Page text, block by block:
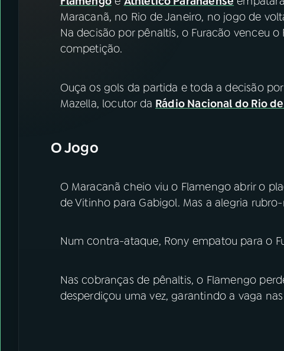
Maracanã, no Rio de Janeiro, no jogo de
Na decisão por pênaltis, o Furacão venceu
competição.
Ouça os gols da partida e toda a decisão
Mazella, locutor da Rádio Nacional do Rio
O Jogo
O Maracanã cheio viu o Flamengo abrir o
de Vitinho para Gabigol. Mas a alegria
Num contra-ataque, Rony empatou para o
Nas cobranças de pênaltis, o Flamengo
desperdiçou uma vez, garantindo a vaga